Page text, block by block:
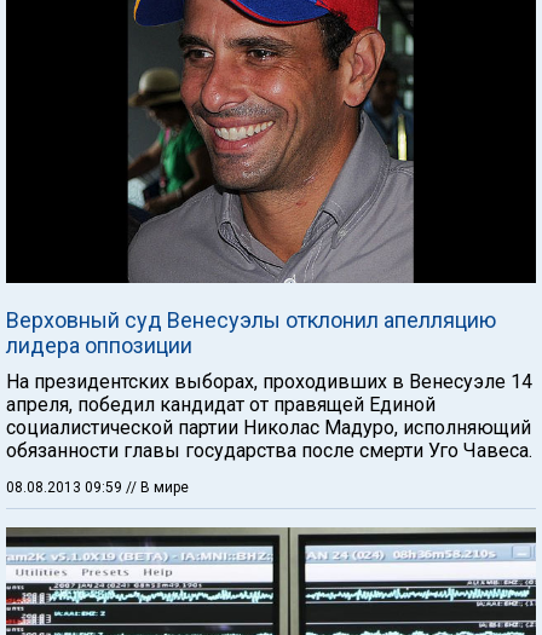
Верховный суд Венесуэлы отклонил апелляцию
лидера оппозиции
На президентских выборах, проходивших в Венесуэле 14
апреля, победил кандидат от правящей Единой
социалистической партии Николас Мадуро, исполняющий
обязанности главы государства после смерти Уго Чавеса.
08.08.2013 09:59 // В мире